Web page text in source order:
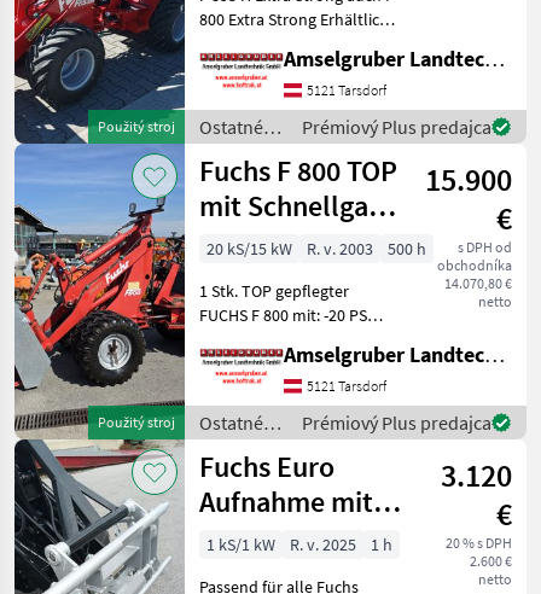
Použitý stroj
800 Extra Strong Erhältlich
AKTIONSPAKET & TOP-
AUSSTATTUNG
Vollhydrostatischer
Fahrantrieb, ALLRAD,
Hubkraft: 1.540 kg
Amselgruber Landtechnik GmbH
5121 Tarsdorf
Ostatné
poľnohospodárske
silové
stroje /
Fuchs
Prémiový Plus predajca
Použitý stroj
Fuchs F 800 TOP
mit Schnellgang
+ Joystick +
1xDW
15.900
€
s DPH od
obchodníka
14.070,80 €
netto
20 kS/15 kW R. v. 2003
500 h
1 Stk. TOP gepflegter
FUCHS F 800 mit: -20 PS
-270 cm Hubhöhe -1.050 Kg
Hubkraft -33 Lt/min
Hydraulikleistung -
Joystickbedienung (Kreuz
Amselgruber Landtechnik GmbH
5121 Tarsdorf
Ostatné
poľnohospodárske
silové
stroje /
Fuchs
Prémiový Plus predajca
Fuchs Euro
Aufnahme mit
Mösl
Schnellwechsler
3.120
€
20 % s DPH
2.600 €
netto
1 kS/1 kW R. v. 2025
1 h
Passend für alle Fuchs